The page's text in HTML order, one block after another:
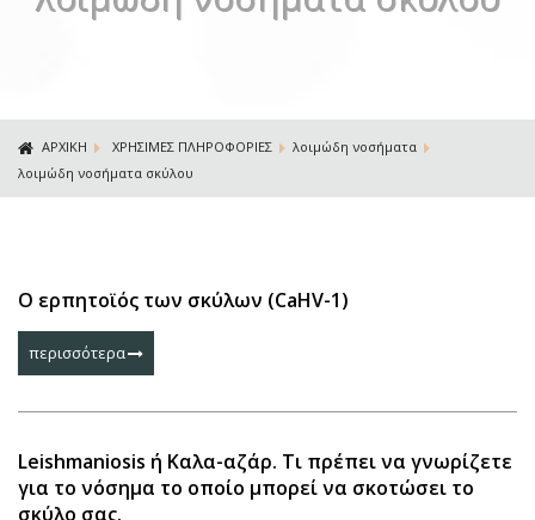
ΑΡΧΙΚΗ ΧΡΗΣΙΜΕΣ ΠΛΗΡΟΦΟΡΙΕΣ
λοιμώδη νοσήματα
λοιμώδη νοσήματα σκύλου
Ο ερπητοϊός των σκύλων (CaHV-1)
περισσότερα
Leishmaniosis ή Καλα-αζάρ. Τι πρέπει να γνωρίζετε
για το νόσημα το οποίο μπορεί να σκοτώσει το
σκύλο σας.